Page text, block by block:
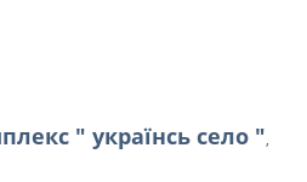
" українсь село ",